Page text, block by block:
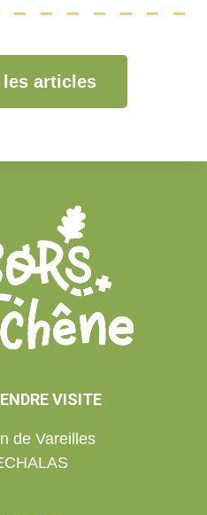
articles
VISITE
de Vareilles